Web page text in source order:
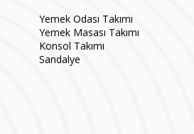
Yemek Odası Takımı
Yemek Masası Takımı
Konsol Takımı
Sandalye